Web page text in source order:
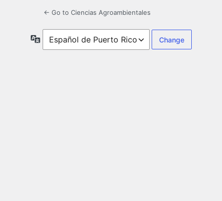
← Go to Ciencias Agroambientales
Idioma